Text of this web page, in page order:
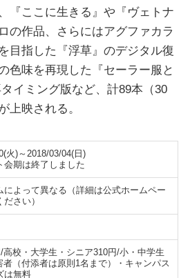
『ここに生きる』や『ヴェトナ
の作品、さらにはアグファカラ
目指した『浮草』のデジタル復
色味を再現した『セーラー服と
イミング版など、計89本（30
上映される。
火)～2018/03/04(日)
期は終了しました
によって異なる（詳細は公式ホームペー
さい）
高校・大学生・シニア310円/小・中学生
者（付添者は原則1名まで）・キャンパス
は無料